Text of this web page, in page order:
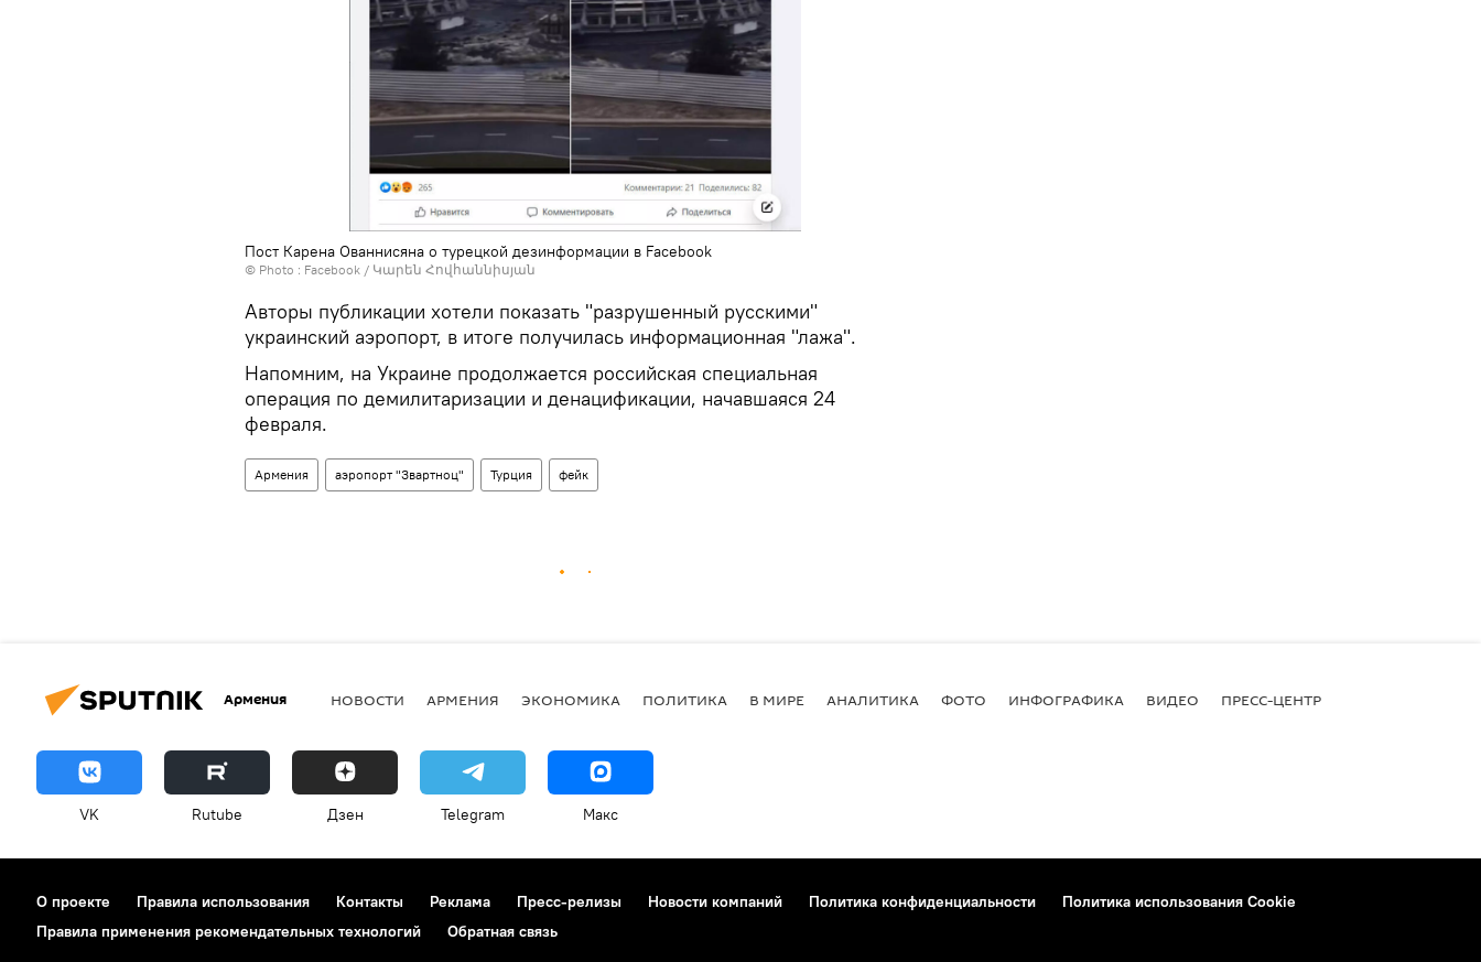
Пост Карена Ованнисяна о турецкой дезинформации в Facebook
© Photo : Facebook / Կարեն Հովհաննիսյան
Авторы публикации хотели показать "разрушенный русскими"
украинский аэропорт, в итоге получилась информационная "лажа".
Напомним, на Украине продолжается российская специальная
операция по демилитаризации и денацификации, начавшаяся 24
февраля.
Армения аэропорт "Звартноц" Турция фейк
Армения НОВОСТИ АРМЕНИЯ ЭКОНОМИКА ПОЛИТИКА В МИРЕ АНАЛИТИКА ФОТО ИНФОГРАФИКА ВИДЕО ПРЕСС-ЦЕНТР
VK Rutube Дзен Telegram Макс
О проекте Правила использования Контакты Реклама Пресс-релизы Новости компаний Политика конфиденциальности
Политика использования Cookie
Правила применения рекомендательных технологий
Обратная связь